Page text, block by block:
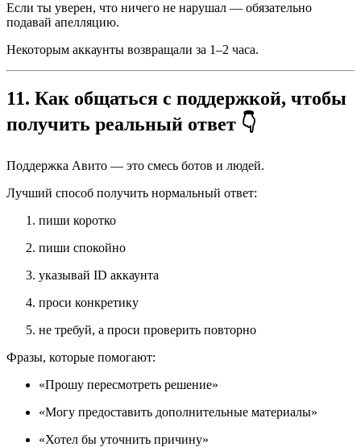
Если ты уверен, что ничего не нарушал — обязательно
подавай апелляцию.
Некоторым аккаунты возвращали за 1–2 часа.
11. Как общаться с поддержкой, чтобы
получить реальный ответ 👇
Поддержка Авито — это смесь ботов и людей.
Лучший способ получить нормальный ответ:
пиши коротко
пиши спокойно
указывай ID аккаунта
проси конкретику
не требуй, а проси проверить повторно
Фразы, которые помогают:
«Прошу пересмотреть решение»
«Могу предоставить дополнительные материалы»
«Хотел бы уточнить причину»